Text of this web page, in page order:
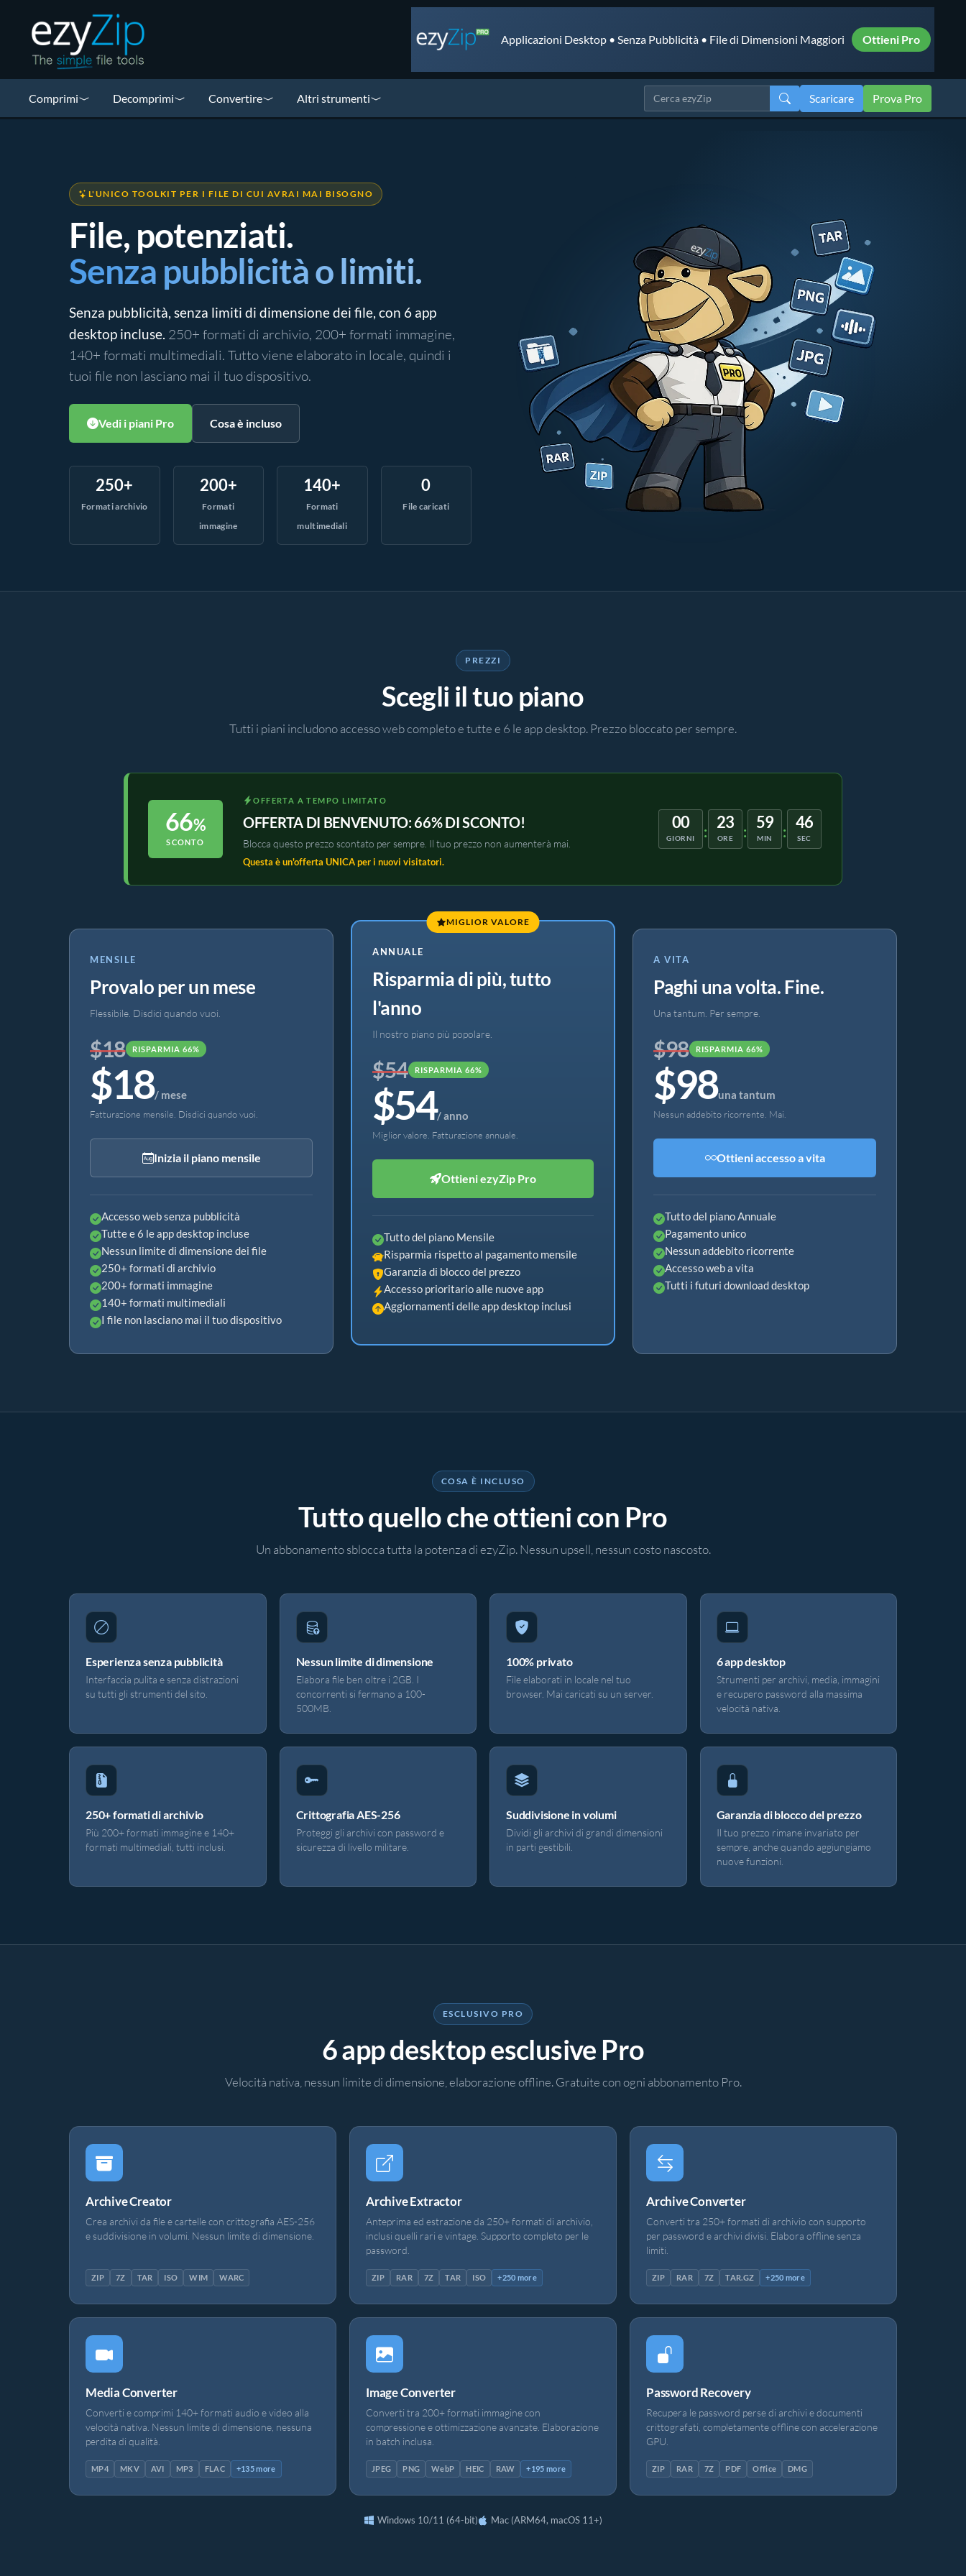
Applicazioni Desktop • Senza Pubblicità • File di Dimensioni Maggiori Ottieni Pro
Comprimi Decomprimi Convertire Altri strumenti Scaricare Prova Pro
L'UNICO TOOLKIT PER I FILE DI CUI AVRAI MAI BISOGNO
File, potenziati.
Senza pubblicità o limiti.
Senza pubblicità, senza limiti di dimensione dei file, con 6 app
desktop incluse. 250+ formati di archivio, 200+ formati immagine,
140+ formati multimediali. Tutto viene elaborato in locale, quindi i
tuoi file non lasciano mai il tuo dispositivo.
Vedi i piani Pro Cosa è incluso
250+
Formati archivio
200+
Formati
immagine
140+
Formati
multimediali
0
File caricati
PREZZI
Scegli il tuo piano
Tutti i piani includono accesso web completo e tutte e 6 le app desktop. Prezzo bloccato per sempre.
66
SCONTO
OFFERTA A TEMPO LIMITATO
OFFERTA DI BENVENUTO: 66% DI SCONTO!
Blocca questo prezzo scontato per sempre. Il tuo prezzo non aumenterà mai.
Questa è un'offerta UNICA per i nuovi visitatori.
00
GIORNI : 23
ORE : 59
MIN : 45
SEC
MENSILE
Provalo per un mese
Flessibile. Disdici quando vuoi.
$18 RISPARMIA 66%
$18/ mese
Fatturazione mensile. Disdici quando vuoi.
Inizia il piano mensile
Accesso web senza pubblicità
Tutte e 6 le app desktop incluse
Nessun limite di dimensione dei file
250+ formati di archivio
200+ formati immagine
140+ formati multimediali
I file non lasciano mai il tuo dispositivo
MIGLIOR VALORE
ANNUALE
Risparmia di più, tutto
l'anno
Il nostro piano più popolare.
$54 RISPARMIA 66%
$54/ anno
Miglior valore. Fatturazione annuale.
Ottieni ezyZip Pro
Tutto del piano Mensile
Risparmia rispetto al pagamento mensile
Garanzia di blocco del prezzo
Accesso prioritario alle nuove app
Aggiornamenti delle app desktop inclusi
A VITA
Paghi una volta. Fine.
Una tantum. Per sempre.
$98 RISPARMIA 66%
$98una tantum
Nessun addebito ricorrente. Mai.
Ottieni accesso a vita
Tutto del piano Annuale
Pagamento unico
Nessun addebito ricorrente
Accesso web a vita
Tutti i futuri download desktop
COSA È INCLUSO
Tutto quello che ottieni con Pro
Un abbonamento sblocca tutta la potenza di ezyZip. Nessun upsell, nessun costo nascosto.
Esperienza senza pubblicità
Interfaccia pulita e senza distrazioni
su tutti gli strumenti del sito.
Nessun limite di dimensione
Elabora file ben oltre i 2GB. I
concorrenti si fermano a 100-
500MB.
100% privato
File elaborati in locale nel tuo
browser. Mai caricati su un server.
6 app desktop
Strumenti per archivi, media, immagini
e recupero password alla massima
velocità nativa.
250+ formati di archivio
Più 200+ formati immagine e 140+
formati multimediali, tutti inclusi.
Crittografia AES-256
Proteggi gli archivi con password e
sicurezza di livello militare.
Suddivisione in volumi
Dividi gli archivi di grandi dimensioni
in parti gestibili.
Garanzia di blocco del prezzo
Il tuo prezzo rimane invariato per
sempre, anche quando aggiungiamo
nuove funzioni.
ESCLUSIVO PRO
6 app desktop esclusive Pro
Velocità nativa, nessun limite di dimensione, elaborazione offline. Gratuite con ogni abbonamento Pro.
Archive Creator
Crea archivi da file e cartelle con crittografia AES-256
e suddivisione in volumi. Nessun limite di dimensione.
ZIP 7Z TAR ISO WIM WARC
Archive Extractor
Anteprima ed estrazione da 250+ formati di archivio,
inclusi quelli rari e vintage. Supporto completo per le
password.
ZIP RAR 7Z TAR ISO +250 more
Archive Converter
Converti tra 250+ formati di archivio con supporto
per password e archivi divisi. Elabora offline senza
limiti.
ZIP RAR 7Z TAR.GZ +250 more
Media Converter
Converti e comprimi 140+ formati audio e video alla
velocità nativa. Nessun limite di dimensione, nessuna
perdita di qualità.
MP4 MKV AVI MP3 FLAC +135 more
Image Converter
Converti tra 200+ formati immagine con
compressione e ottimizzazione avanzate. Elaborazione
in batch inclusa.
JPEG PNG WebP HEIC RAW +195 more
Password Recovery
Recupera le password perse di archivi e documenti
crittografati, completamente offline con accelerazione
GPU.
ZIP RAR 7Z PDF Office DMG
Windows 10/11 (64-bit) Mac (ARM64, macOS 11+)